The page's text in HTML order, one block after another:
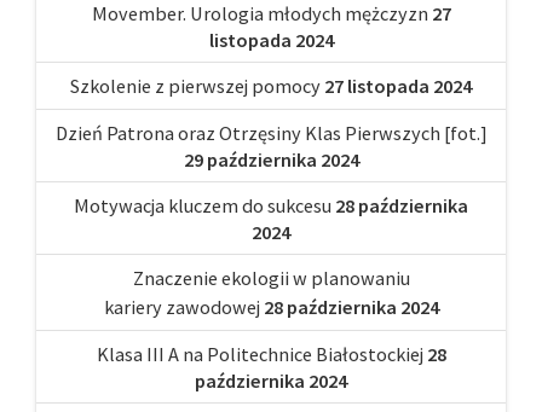
Movember. Urologia młodych mężczyzn 27
listopada 2024
Szkolenie z pierwszej pomocy 27 listopada 2024
Dzień Patrona oraz Otrzęsiny Klas Pierwszych [fot.]
29 października 2024
Motywacja kluczem do sukcesu 28 października
2024
Znaczenie ekologii w planowaniu
kariery zawodowej 28 października 2024
Klasa III A na Politechnice Białostockiej 28
października 2024